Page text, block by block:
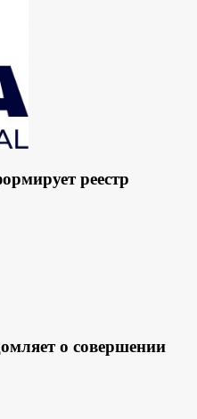
реестр
о совершении